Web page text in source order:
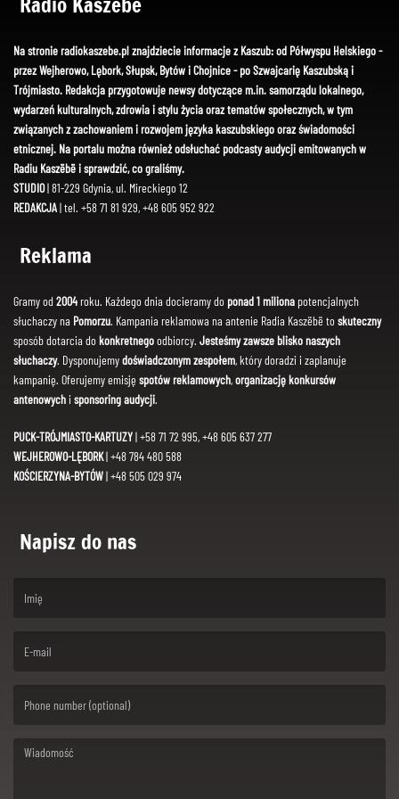
Na stronie radiokaszebe.pl znajdziecie informacje z Kaszub: od Półwyspu Helskiego -
przez Wejherowo, Lębork, Słupsk, Bytów i Chojnice - po Szwajcarię Kaszubską i
Trójmiasto. Redakcja przygotowuje newsy dotyczące m.in. samorządu lokalnego,
wydarzeń kulturalnych, zdrowia i stylu życia oraz tematów społecznych, w tym
związanych z zachowaniem i rozwojem języka kaszubskiego oraz świadomości
etnicznej. Na portalu można również odsłuchać podcasty audycji emitowanych w
Radiu Kaszëbë i sprawdzić, co graliśmy.
STUDIO| 81-229 Gdynia, ul. Mireckiego 12
REDAKCJA| tel. +58 71 81 929, +48 605 952 922
Reklama
Gramy od 2004roku. Każdego dnia docieramy do ponad 1 miliona potencjalnych
słuchaczy na Pomorzu. Kampania reklamowa na antenie Radia Kaszëbë toskuteczny
sposób dotarcia dokonkretnegoodbiorcy. Jesteśmy zawsze blisko naszych
słuchaczy. Dysponujemydoświadczonym zespołem, który doradzi i zaplanuje
kampanię. Oferujemy emisję spotów reklamowych,organizację konkursów
antenowychi sponsoring audycji.
PUCK-TRÓJMIASTO-KARTUZY| +58 71 72 995, +48 605 637 277
WEJHEROWO-LĘBORK| +48 784 480 588
KOŚCIERZYNA-BYTÓW| +48 505 029 974
Napisz do nas